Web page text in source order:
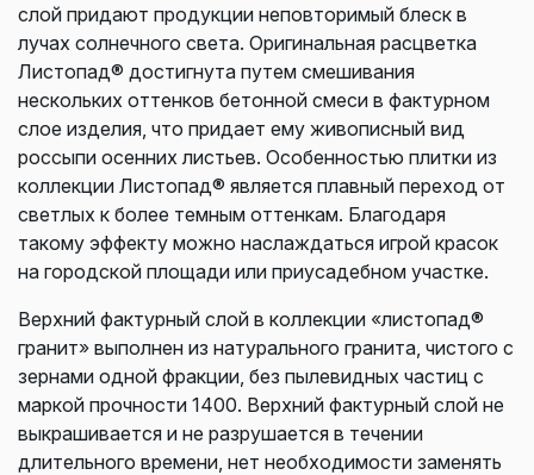
слой придают продукции неповторимый блеск в
лучах солнечного света. Оригинальная расцветка
Листопад® достигнута путем смешивания
нескольких оттенков бетонной смеси в фактурном
слое изделия, что придает ему живописный вид
россыпи осенних листьев. Особенностью плитки из
коллекции Листопад® является плавный переход от
светлых к более темным оттенкам. Благодаря
такому эффекту можно наслаждаться игрой красок
на городской площади или приусадебном участке.
Верхний фактурный слой в коллекции «листопад®
гранит» выполнен из натурального гранита, чистого с
зернами одной фракции, без пылевидных частиц с
маркой прочности 1400. Верхний фактурный слой не
выкрашивается и не разрушается в течении
длительного времени, нет необходимости заменять